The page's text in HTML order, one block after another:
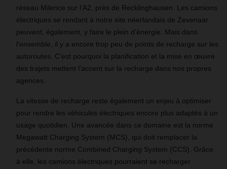
réseau Milence sur l’A2, près de Recklinghausen. Les camions
électriques se rendant à notre site néerlandais de Zevenaar
peuvent, également, y faire le plein d’énergie. Mais dans
l’ensemble, il y a encore trop peu de points de recharge sur les
autoroutes. C’est pourquoi la planification et la mise en œuvre
des trajets mettent l’accent sur la recharge dans nos propres
agences.
La vitesse de recharge reste également un enjeu à optimiser
pour rendre les véhicules électriques encore plus adaptés à un
usage quotidien. Une avancée dans ce domaine est la norme
Megawatt Charging System (MCS), qui doit remplacer la
précédente norme Combined Charging System (CCS). Grâce
à elle, les camions électriques pourraient se recharger